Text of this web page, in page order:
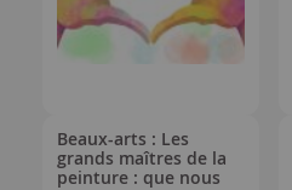
Beaux-arts : Les
grands maîtres de la
peinture : que nous